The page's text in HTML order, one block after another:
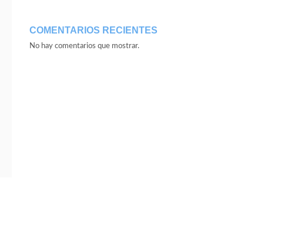
COMENTARIOS RECIENTES
No hay comentarios que mostrar.